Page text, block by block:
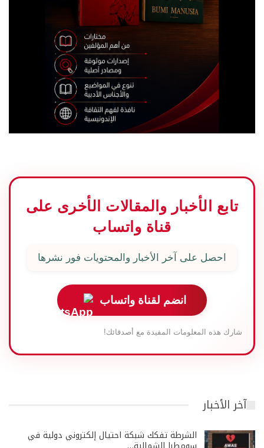
تابع الأخبار والمقالات الأخرى على
قناة واتساب
احصل على آخر الأخبار والمحتويات فور نشرها
انضم لقناة واتساب
شارك هذه المعلومات المفيدة مع أصدقائك!
آخر الأخبار
الشرطة تفكك شبكة احتيال إلكتروني دولية في